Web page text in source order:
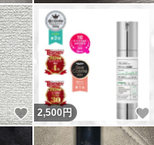
いいね！
2,500 円